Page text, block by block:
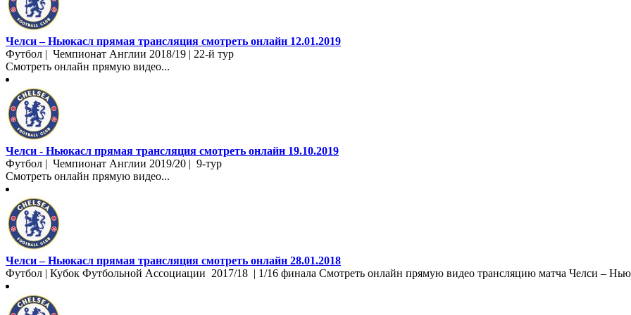
Челси – Ньюкасл прямая трансляция смотреть онлайн 12.01.2019
Футбол | Чемпионат Англии 2018/19 | 22-й тур
Смотреть онлайн прямую видео...
Челси - Ньюкасл прямая трансляция смотреть онлайн 19.10.2019
Футбол | Чемпионат Англии 2019/20 | 9-тур
Смотреть онлайн прямую видео...
Челси – Ньюкасл прямая трансляция смотреть онлайн 28.01.2018
Футбол | Кубок Футбольной Ассоциации 2017/18 | 1/16 финала Смотреть онлайн прямую видео трансляцию матча Челси –